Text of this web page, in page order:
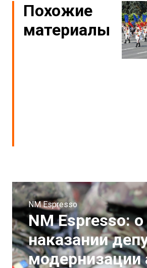
Похожие
материалы
NM Espresso
NM Espresso:
наказании
модернизации